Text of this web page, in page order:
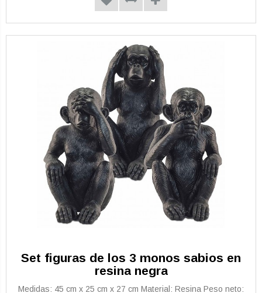
Set figuras de los 3 monos sabios en
resina negra
Medidas: 45 cm x 25 cm x 27 cm Material: Resina Peso neto: